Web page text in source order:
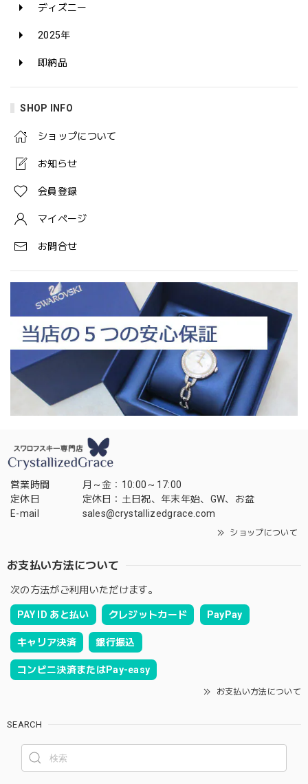
ディズニー
2025年
即納品
SHOP INFO
ショップについて
お知らせ
会員登録
マイページ
お問合せ
営業時間
月～金：10:00～17:00
定休日
定休日：土日祝、年末年始、GW、お盆
E-mail
sales@crystallizedgrace.com
ショップについて
お支払い方法について
次の方法がご利用いただけます。
PAY ID あと払い クレジットカード PayPay
キャリア決済 銀行振込
コンビニ決済またはPay-easy
お支払い方法について
SEARCH